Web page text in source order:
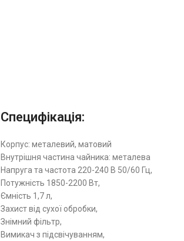
Специфікація:
Корпус: металевий, матовий
Внутрішня частина чайника: металева
Напруга та частота 220-240 В 50/60 Гц,
Потужність 1850-2200 Вт,
Ємність 1,7 л,
Захист від сухої обробки,
Знімний фільтр,
Вимикач з підсвічуванням,